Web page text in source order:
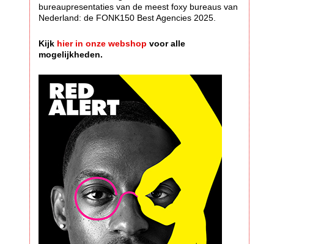
bureaupresentaties van de meest foxy bureaus van
Nederland: de FONK150 Best Agencies 2025.
Kijk hier in onze webshop voor alle
mogelijkheden.